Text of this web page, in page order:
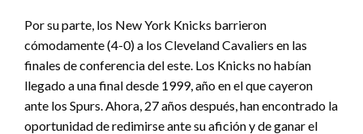
Por su parte, los New York Knicks barrieron
cómodamente (4-0) a los Cleveland Cavaliers en las
finales de conferencia del este. Los Knicks no habían
llegado a una final desde 1999, año en el que cayeron
ante los Spurs. Ahora, 27 años después, han encontrado la
oportunidad de redimirse ante su afición y de ganar el